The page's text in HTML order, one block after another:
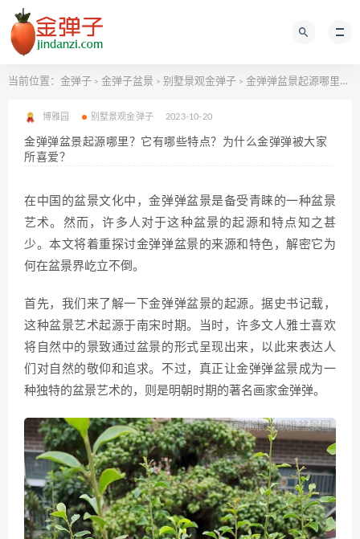
当前位置： 金弹子 > 金弹子盆景 > 别墅景观金弹子 > 金弹弹盆景起源哪里？它有哪些特点？为什么金弹弹被大家所喜爱？
博雅园 别墅景观金弹子 2023-10-20
金弹弹盆景起源哪里？它有哪些特点？为什么金弹弹被大家
所喜爱？
在中国的盆景文化中，金弹弹盆景是备受青睐的一种盆景
艺术。然而，许多人对于这种盆景的起源和特点知之甚
少。本文将着重探讨金弹弹盆景的来源和特色，解密它为
何在盆景界屹立不倒。
首先，我们来了解一下金弹弹盆景的起源。据史书记载，
这种盆景艺术起源于南宋时期。当时，许多文人雅士喜欢
将自然中的景致通过盆景的形式呈现出来，以此来表达人
们对自然的敬仰和追求。不过，真正让金弹弹盆景成为一
种独特的盆景艺术的，则是明朝时期的著名画家金弹弹。